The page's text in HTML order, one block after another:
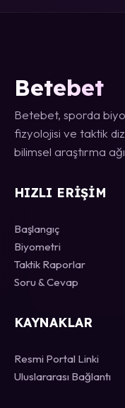
Betebet
Betebet, sporda
fizyolojisi ve taktik
bilimsel araştırma
HIZLI ERIŞIM
Başlangıç
Biyometri
Taktik Raporlar
Soru & Cevap
KAYNAKLAR
Resmi Portal Linki
Uluslararası Bağlantı